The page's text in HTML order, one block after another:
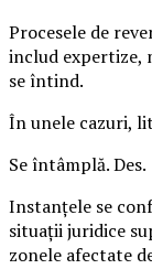
Procesele de
includ expertize,
se întind.
În unele cazuri,
Se întâmplă. Des.
Instanțele se
situații juridice
zonele afectate